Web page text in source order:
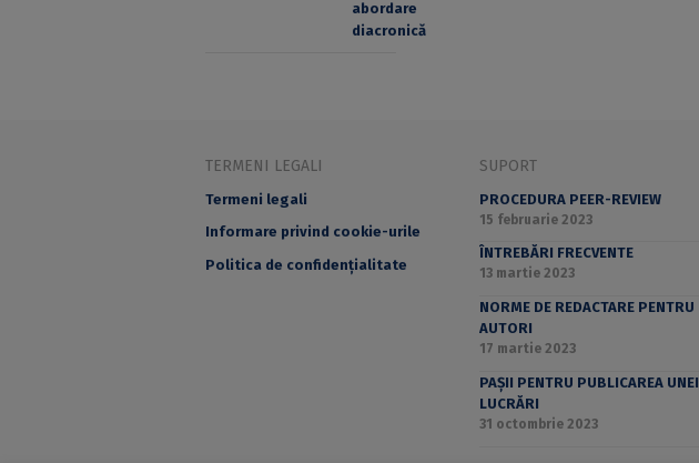
TERMENI LEGALI
Termeni legali
Informare privind cookie-urile
Politica de confidențialitate
SUPORT
PROCEDURA PEER-REVIEW
15 februarie 2023
ÎNTREBĂRI FRECVENTE
13 martie 2023
NORME DE REDACTARE PENTRU
AUTORI
17 martie 2023
PAȘII PENTRU PUBLICAREA UNEI
LUCRĂRI
31 octombrie 2023